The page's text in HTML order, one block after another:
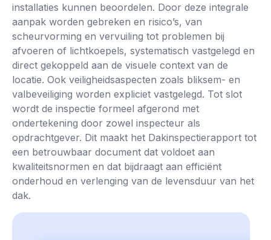
installaties kunnen beoordelen. Door deze integrale
aanpak worden gebreken en risico’s, van
scheurvorming en vervuiling tot problemen bij
afvoeren of lichtkoepels, systematisch vastgelegd en
direct gekoppeld aan de visuele context van de
locatie. Ook veiligheidsaspecten zoals bliksem- en
valbeveiliging worden expliciet vastgelegd. Tot slot
wordt de inspectie formeel afgerond met
ondertekening door zowel inspecteur als
opdrachtgever. Dit maakt het Dakinspectierapport tot
een betrouwbaar document dat voldoet aan
kwaliteitsnormen en dat bijdraagt aan efficiënt
onderhoud en verlenging van de levensduur van het
dak.